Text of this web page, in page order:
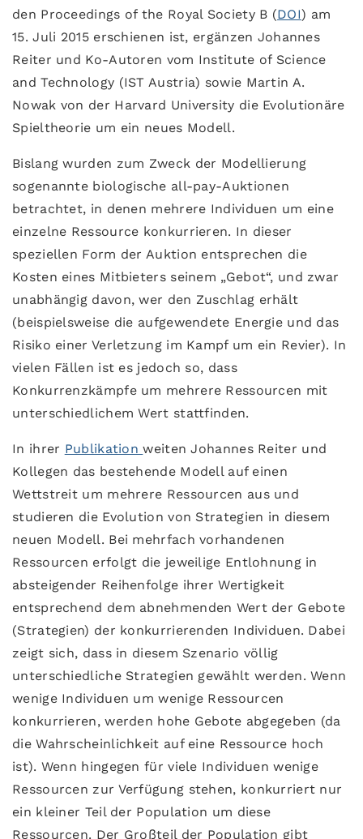
den Proceedings of the Royal Society B (DOI) am
15. Juli 2015 erschienen ist, ergänzen Johannes
Reiter und Ko-Autoren vom Institute of Science
and Technology (IST Austria) sowie Martin A.
Nowak von der Harvard University die Evolutionäre
Spieltheorie um ein neues Modell.
Bislang wurden zum Zweck der Modellierung
sogenannte biologische all-pay-Auktionen
betrachtet, in denen mehrere Individuen um eine
einzelne Ressource konkurrieren. In dieser
speziellen Form der Auktion entsprechen die
Kosten eines Mitbieters seinem „Gebot“, und zwar
unabhängig davon, wer den Zuschlag erhält
(beispielsweise die aufgewendete Energie und das
Risiko einer Verletzung im Kampf um ein Revier). In
vielen Fällen ist es jedoch so, dass
Konkurrenzkämpfe um mehrere Ressourcen mit
unterschiedlichem Wert stattfinden.
In ihrer Publikationweiten Johannes Reiter und
Kollegen das bestehende Modell auf einen
Wettstreit um mehrere Ressourcen aus und
studieren die Evolution von Strategien in diesem
neuen Modell. Bei mehrfach vorhandenen
Ressourcen erfolgt die jeweilige Entlohnung in
absteigender Reihenfolge ihrer Wertigkeit
entsprechend dem abnehmenden Wert der Gebote
(Strategien) der konkurrierenden Individuen. Dabei
zeigt sich, dass in diesem Szenario völlig
unterschiedliche Strategien gewählt werden. Wenn
wenige Individuen um wenige Ressourcen
konkurrieren, werden hohe Gebote abgegeben (da
die Wahrscheinlichkeit auf eine Ressource hoch
ist). Wenn hingegen für viele Individuen wenige
Ressourcen zur Verfügung stehen, konkurriert nur
ein kleiner Teil der Population um diese
Ressourcen. Der Großteil der Population gibt